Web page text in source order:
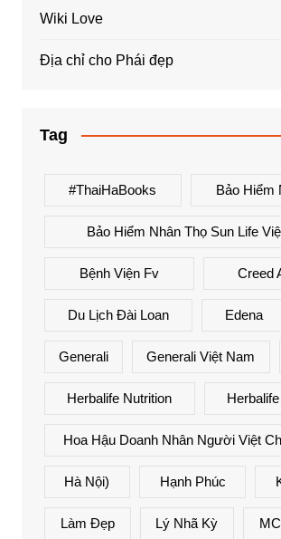
Wiki Love
Địa chỉ cho Phái đẹp
Tag
#ThaiHaBooks Bảo Hiểm
Bảo Hiểm Nhân Thọ Sun Life
Bệnh Viện Fv Creed
Du Lịch Đài Loan Edena
Generali Generali Việt Nam
Herbalife Nutrition
Hoa Hậu Doanh Nhân Người Việt
Hà Nội) Hạnh Phúc
Làm Đẹp Lý Nhã Kỳ